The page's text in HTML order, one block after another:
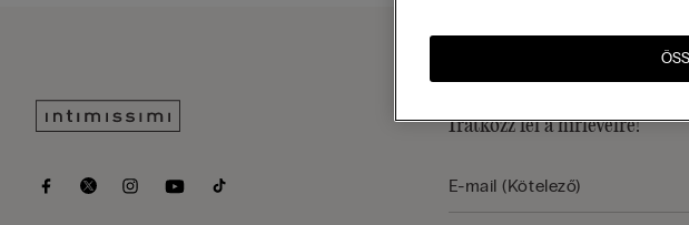
Iratkozz fel a hírlevélre!